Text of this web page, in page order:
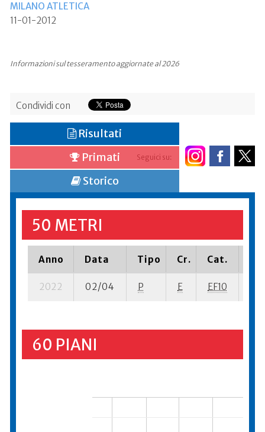
MILANO ATLETICA
11-01-2012
Informazioni sul tesseramento aggiornate al 2026
Condividi con
Seguici su:
Risultati
Primati
Storico
50 METRI
Anno Data Tipo Cr. Cat.
2022 02/04 P E EF10
60 PIANI